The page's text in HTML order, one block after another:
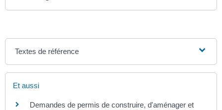
Textes de référence
Et aussi
Demandes de permis de construire, d'aménager et